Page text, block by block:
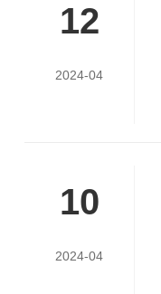
12
2024-04
10
2024-04